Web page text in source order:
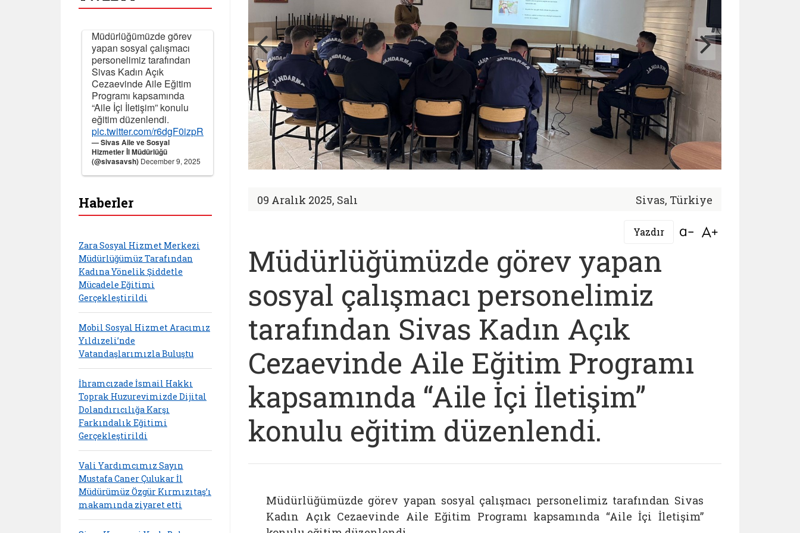
09 Aralık 2025, Salı Sivas, Türkiye
Yazdır Bağlantıyı aç
Müdürlüğümüzde görev yapan
sosyal çalışmacı personelimiz
tarafından Sivas Kadın Açık
Cezaevinde Aile Eğitim Programı
kapsamında “Aile İçi İletişim”
konulu eğitim düzenlendi.
Müdürlüğümüzde görev yapan sosyal çalışmacı personelimiz tarafından Sivas
Kadın Açık Cezaevinde Aile Eğitim Programı kapsamında “Aile İçi İletişim”
Müdürlüğümüzde görev
yapan sosyal çalışmacı
personelimiz tarafından
Sivas Kadın Açık
Cezaevinde Aile Eğitim
Programı kapsamında
“Aile İçi İletişim” konulu
eğitim düzenlendi.
pic.twitter.com/r6dgF0izpR
— Sivas Aile ve Sosyal
Hizmetler İl Müdürlüğü
(@sivasavsh) December 9, 2025
Haberler
Zara Sosyal Hizmet Merkezi
Müdürlüğümüz Tarafından
Kadına Yönelik Şiddetle
Mücadele Eğitimi
Gerçekleştirildi
Mobil Sosyal Hizmet Aracımız
Yıldızeli’nde
Vatandaşlarımızla Buluştu
İhramcızade İsmail Hakkı
Toprak Huzurevimizde Dijital
Dolandırıcılığa Karşı
Farkındalık Eğitimi
Gerçekleştirildi
Vali Yardımcımız Sayın
Mustafa Caner Çulukar İl
Müdürümüz Özgür Kırmızıtaş’ı
makamında ziyaret etti